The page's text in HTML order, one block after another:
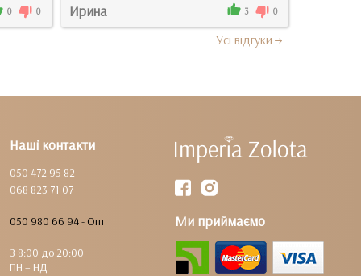
0 0 Ирина 3 0
Усi вiдгуки
Наші контакти
050 472 95 82
068 823 71 07
050 980 66 94 - Опт
З 8:00 до 20:00
ПН – НД
Ми приймаємо